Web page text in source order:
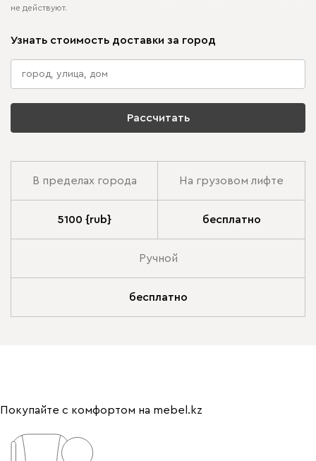
не действуют.
Узнать стоимость доставки за город
Рассчитать
В пределах города На грузовом лифте
5100 {rub} бесплатно
Ручной
бесплатно
Покупайте с комфортом на mebel.kz